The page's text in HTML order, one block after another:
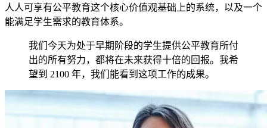
人人可享有公平教育这个核心价值观基础上的系统，以及一个
能满足学生需求的教育体系。
我们今天为处于早期阶段的学生提供公平教育所付
出的所有努力，都将在未来获得十倍的回报。我希
望到 2100 年，我们能看到这项工作的成果。